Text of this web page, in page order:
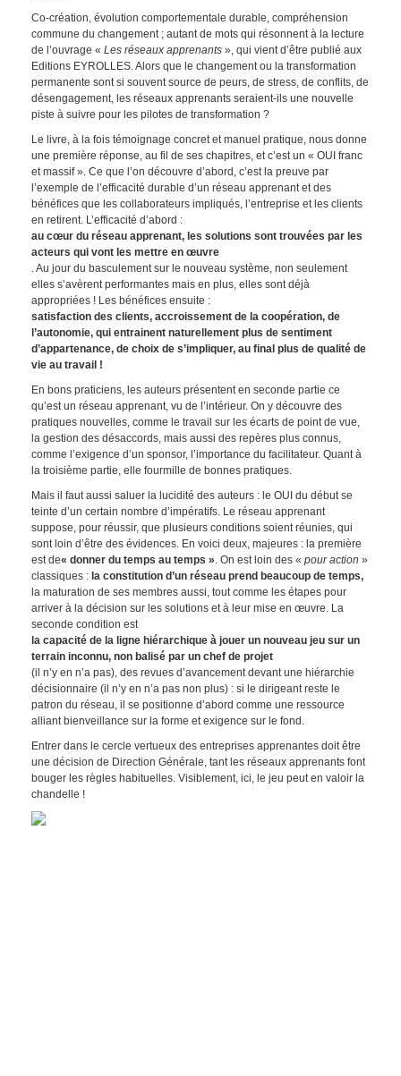
Co-création, évolution comportementale durable, compréhension
commune du changement ; autant de mots qui résonnent à la lecture
de l’ouvrage « Les réseaux apprenants», qui vient d’être publié aux
Editions EYROLLES. Alors que le changement ou la transformation
permanente sont si souvent source de peurs, de stress, de conflits, de
désengagement, les réseaux apprenants seraient-ils une nouvelle
piste à suivre pour les pilotes de transformation ?
Le livre, à la fois témoignage concret et manuel pratique, nous donne
une première réponse, au fil de ses chapitres, et c’est un « OUI franc
et massif ». Ce que l’on découvre d’abord, c’est la preuve par
l’exemple de l’efficacité durable d’un réseau apprenant et des
bénéfices que les collaborateurs impliqués, l’entreprise et les clients
en retirent. L’efficacité d’abord :
au cœur du réseau apprenant, les solutions sont trouvées par les
acteurs qui vont les mettre en œuvre
. Au jour du basculement sur le nouveau système, non seulement
elles s’avèrent performantes mais en plus, elles sont déjà
appropriées ! Les bénéfices ensuite :
satisfaction des clients, accroissement de la coopération, de
l’autonomie, qui entrainent naturellement plus de sentiment
d’appartenance, de choix de s’impliquer, au final plus de qualité de
vie au travail !
En bons praticiens, les auteurs présentent en seconde partie ce
qu’est un réseau apprenant, vu de l’intérieur. On y découvre des
pratiques nouvelles, comme le travail sur les écarts de point de vue,
la gestion des désaccords, mais aussi des repères plus connus,
comme l’exigence d’un sponsor, l’importance du facilitateur. Quant à
la troisième partie, elle fourmille de bonnes pratiques.
Mais il faut aussi saluer la lucidité des auteurs : le OUI du début se
teinte d’un certain nombre d’impératifs. Le réseau apprenant
suppose, pour réussir, que plusieurs conditions soient réunies, qui
sont loin d’être des évidences. En voici deux, majeures : la première
est de« donner du temps au temps » . On est loin des « pour action »
classiques : la constitution d’un réseau prend beaucoup de temps,
la maturation de ses membres aussi, tout comme les étapes pour
arriver à la décision sur les solutions et à leur mise en œuvre. La
seconde condition est
la capacité de la ligne hiérarchique à jouer un nouveau jeu sur un
terrain inconnu, non balisé par un chef de projet
(il n’y en n’a pas), des revues d’avancement devant une hiérarchie
décisionnaire (il n’y en n’a pas non plus) : si le dirigeant reste le
patron du réseau, il se positionne d’abord comme une ressource
alliant bienveillance sur la forme et exigence sur le fond.
Entrer dans le cercle vertueux des entreprises apprenantes doit être
une décision de Direction Générale, tant les réseaux apprenants font
bouger les règles habituelles. Visiblement, ici, le jeu peut en valoir la
chandelle !